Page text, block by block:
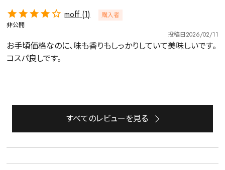
moff 1
購入者
非公開
投稿日2026/02/11
お手頃価格なのに、味も香りもしっかりしていて美味しいです。
コスパ良しです。
すべてのレビューを見る